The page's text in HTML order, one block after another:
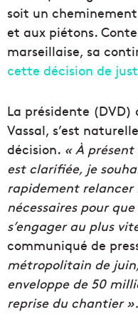
soit un
et aux piétons.
marseillaise, sa
cette décision de
La présidente
Vassal, s’est
décision. « À
est clarifiée, je
rapidement relancer
nécessaires pour
s’engager au plus
communiqué de
métropolitain de
enveloppe de 50
reprise du chantier ».